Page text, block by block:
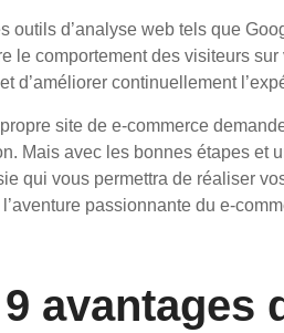
outils d’analyse web tels que
le comportement des visiteurs
d’améliorer continuellement
site de e-commerce
Mais avec les bonnes étapes et
qui vous permettra de réaliser
passionnante du e-
avantages